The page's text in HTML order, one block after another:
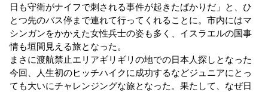
日も守衛がナイフで刺される事件が起きたばかりだ」と、ひ
とつ先のバス停まで連れて行ってくれることに。市内にはマ
シンガンをかかえた女性兵士の姿も多く、イスラエルの国事
情も垣間見える旅となった。
まさに渡航禁止エリアギリギリの地での日本人探しとなった
今回、人生初のヒッチハイクに成功するなどジュニアにとっ
ても大いにチャレンジングな旅となった。果たして、なぜ日